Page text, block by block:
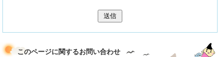
送信
このページに関するお問い合わせ